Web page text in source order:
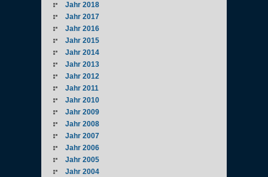
Jahr 2018
Jahr 2017
Jahr 2016
Jahr 2015
Jahr 2014
Jahr 2013
Jahr 2012
Jahr 2011
Jahr 2010
Jahr 2009
Jahr 2008
Jahr 2007
Jahr 2006
Jahr 2005
Jahr 2004